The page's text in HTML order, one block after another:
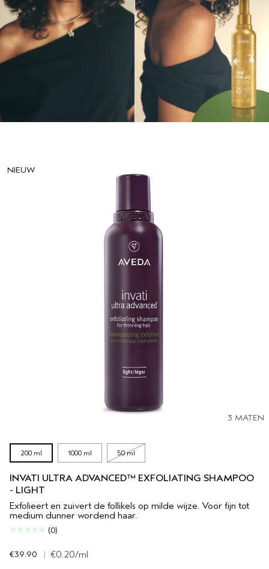
NIEUW
3 MATEN
200 ml 1000 ml 50 ml
INVATI ULTRA ADVANCED™ EXFOLIATING SHAMPOO
- LIGHT
Exfolieert en zuivert de follikels op milde wijze. Voor fijn tot
medium dunner wordend haar.
(0)
€39.90 | €0.20/ml